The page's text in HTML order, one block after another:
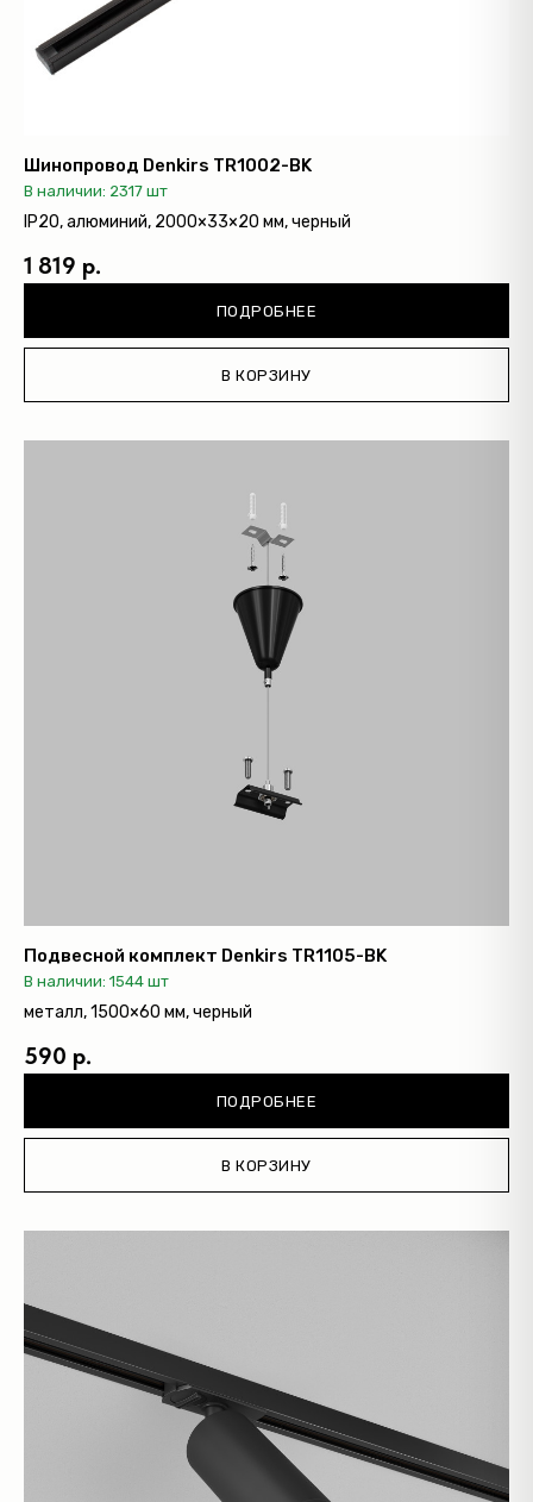
Шинопровод Denkirs TR1002-BK
В наличии: 2317 шт
IP20, алюминий, 2000×33×20 мм, черный
1 819 р.
ПОДРОБНЕЕ
В КОРЗИНУ
Подвесной комплект Denkirs TR1105-BK
В наличии: 1544 шт
металл, 1500×60 мм, черный
590 р.
ПОДРОБНЕЕ
В КОРЗИНУ